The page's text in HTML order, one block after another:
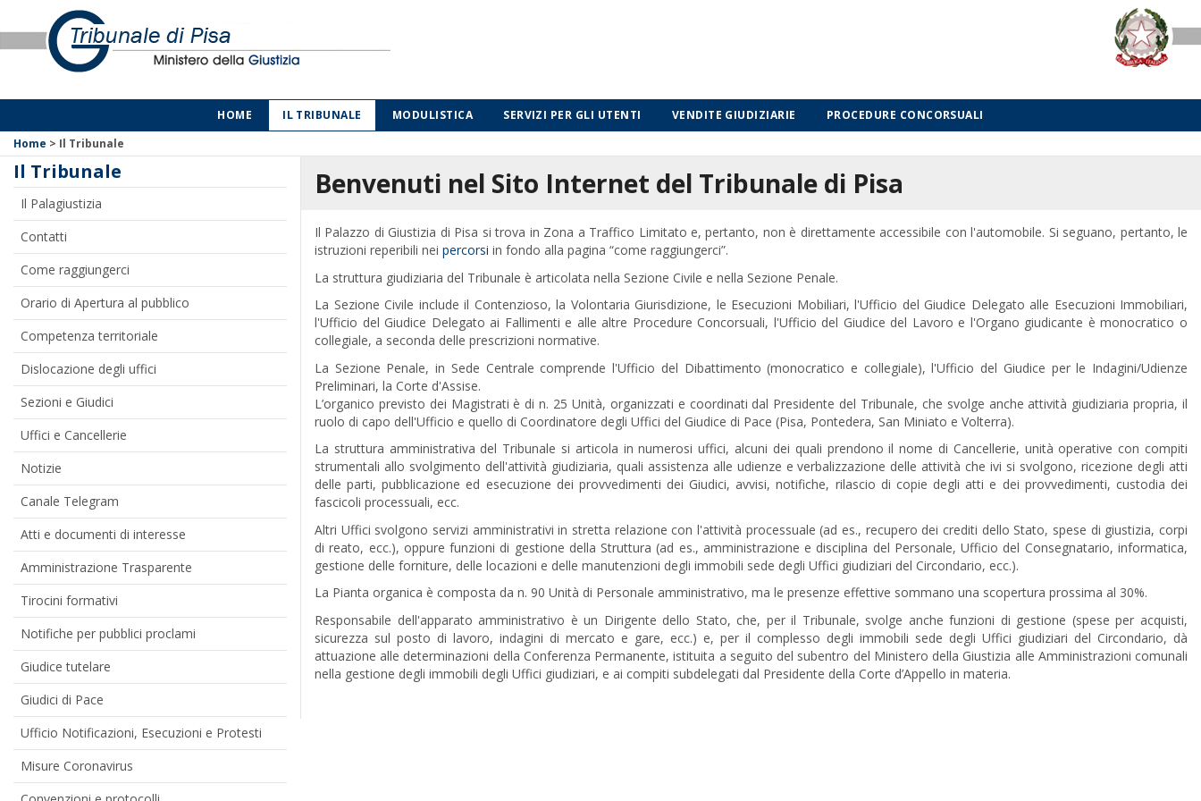
HOME IL TRIBUNALE MODULISTICA SERVIZI PER GLI UTENTI VENDITE GIUDIZIARIE
PROCEDURE CONCORSUALI
Home > Il Tribunale
Il Tribunale
Il Palagiustizia
Contatti
Come raggiungerci
Orario di Apertura al pubblico
Competenza territoriale
Dislocazione degli uffici
Sezioni e Giudici
Uffici e Cancellerie
Notizie
Canale Telegram
Atti e documenti di interesse
Amministrazione Trasparente
Tirocini formativi
Notifiche per pubblici proclami
Giudice tutelare
Giudici di Pace
Ufficio Notificazioni, Esecuzioni e Protesti
Misure Coronavirus
Benvenuti nel Sito Internet del Tribunale di Pisa
Il Palazzo di Giustizia di Pisa si trova in Zona a Traffico Limitato e, pertanto, non è direttamente accessibile con l'automobile. Si seguano, pertanto, le
istruzioni reperibili nei percorsi in fondo alla pagina “come raggiungerci”.
La struttura giudiziaria del Tribunale è articolata nella Sezione Civile e nella Sezione Penale.
La Sezione Civile include il Contenzioso, la Volontaria Giurisdizione, le Esecuzioni Mobiliari, l'Ufficio del Giudice Delegato alle Esecuzioni Immobiliari,
l'Ufficio del Giudice Delegato ai Fallimenti e alle altre Procedure Concorsuali, l'Ufficio del Giudice del Lavoro e l'Organo giudicante è monocratico o
collegiale, a seconda delle prescrizioni normative.
La Sezione Penale, in Sede Centrale comprende l'Ufficio del Dibattimento (monocratico e collegiale), l'Ufficio del Giudice per le Indagini/Udienze
Preliminari, la Corte d'Assise.
L’organico previsto dei Magistrati è di n. 25 Unità, organizzati e coordinati dal Presidente del Tribunale, che svolge anche attività giudiziaria propria, il
ruolo di capo dell'Ufficio e quello di Coordinatore degli Uffici del Giudice di Pace (Pisa, Pontedera, San Miniato e Volterra).
La struttura amministrativa del Tribunale si articola in numerosi uffici, alcuni dei quali prendono il nome di Cancellerie, unità operative con compiti
strumentali allo svolgimento dell'attività giudiziaria, quali assistenza alle udienze e verbalizzazione delle attività che ivi si svolgono, ricezione degli atti
delle parti, pubblicazione ed esecuzione dei provvedimenti dei Giudici, avvisi, notifiche, rilascio di copie degli atti e dei provvedimenti, custodia dei
fascicoli processuali, ecc.
Altri Uffici svolgono servizi amministrativi in stretta relazione con l'attività processuale (ad es., recupero dei crediti dello Stato, spese di giustizia, corpi
di reato, ecc.), oppure funzioni di gestione della Struttura (ad es., amministrazione e disciplina del Personale, Ufficio del Consegnatario, informatica,
gestione delle forniture, delle locazioni e delle manutenzioni degli immobili sede degli Uffici giudiziari del Circondario, ecc.).
La Pianta organica è composta da n. 90 Unità di Personale amministrativo, ma le presenze effettive sommano una scopertura prossima al 30%.
Responsabile dell'apparato amministrativo è un Dirigente dello Stato, che, per il Tribunale, svolge anche funzioni di gestione (spese per acquisti,
sicurezza sul posto di lavoro, indagini di mercato e gare, ecc.) e, per il complesso degli immobili sede degli Uffici giudiziari del Circondario, dà
attuazione alle determinazioni della Conferenza Permanente, istituita a seguito del subentro del Ministero della Giustizia alle Amministrazioni comunali
nella gestione degli immobili degli Uffici giudiziari, e ai compiti subdelegati dal Presidente della Corte d’Appello in materia.